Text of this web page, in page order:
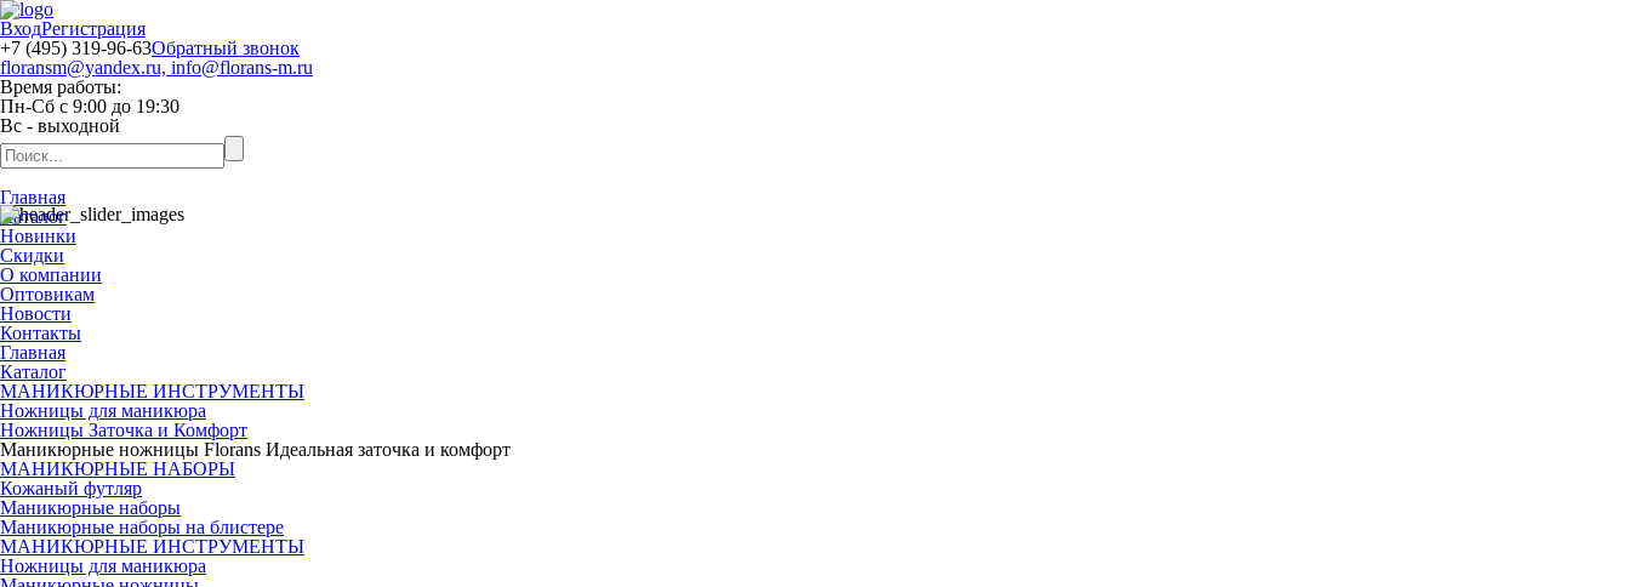
ВходРегистрация
+7 (495) 319-96-63Обратный звонок
floransm@yandex.ru, info@florans-m.ru
Время работы:
Пн-Сб с 9:00 до 19:30
Вс - выходной
Главная
Каталог
Новинки
Скидки
О компании
Оптовикам
Новости
Контакты
Главная
Каталог
МАНИКЮРНЫЕ ИНСТРУМЕНТЫ
Ножницы для маникюра
Ножницы Заточка и Комфорт
Маникюрные ножницы Florans Идеальная заточка и комфорт
МАНИКЮРНЫЕ НАБОРЫ
Кожаный футляр
Маникюрные наборы
Маникюрные наборы на блистере
МАНИКЮРНЫЕ ИНСТРУМЕНТЫ
Ножницы для маникюра